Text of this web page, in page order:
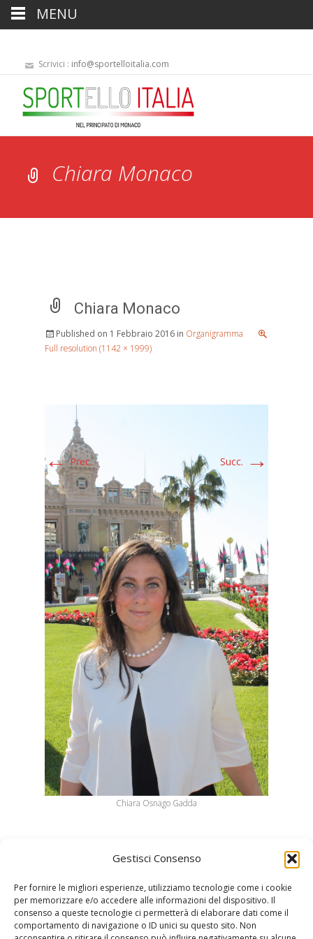
Gestisci Consenso
Per fornire le migliori esperienze, utilizziamo tecnologie come i cookie
per memorizzare e/o accedere alle informazioni del dispositivo. Il
consenso a queste tecnologie ci permetterà di elaborare dati come il
comportamento di navigazione o ID unici su questo sito. Non
Scrivici : info@sportelloitalia.com
Chiara Monaco
Chiara Monaco
Published on 1 Febbraio 2016 in Organigramma
Full resolution (1142 × 1999)
←Prec. Succ. →
Chiara Osnago Gadda
MENU